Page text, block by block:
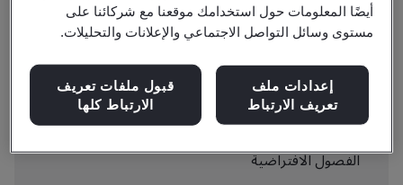
مدة
متاح للحجز:
الفصول الافتراضية
أيضًا المعلومات حول استخدامك موقعنا مع شركائنا على
مستوى وسائل التواصل الاجتماعي والإعلانات والتحليلات.
إعدادات ملف
تعريف الارتباط
قبول ملفات تعريف
الارتباط كلها